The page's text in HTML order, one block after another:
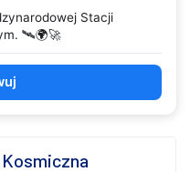
Stacji
🛰️🌍🚀